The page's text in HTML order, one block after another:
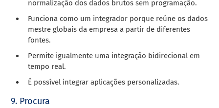
normalização dos dados brutos sem programação.
Funciona como um integrador porque reúne os dados
mestre globais da empresa a partir de diferentes
fontes.
Permite igualmente uma integração bidirecional em
tempo real.
É possível integrar aplicações personalizadas.
9. Procura